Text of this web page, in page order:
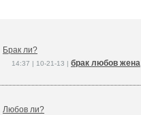
Брак ли?
14:37 | 10-21-13 | брак любов жена
Любов ли?